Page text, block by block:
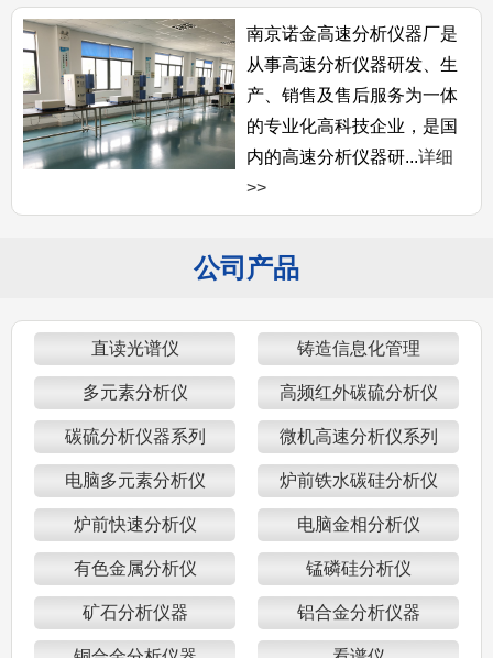
南京诺金高速分析仪器厂是
从事高速分析仪器研发、生
产、销售及售后服务为一体
的专业化高科技企业，是国
内的高速分析仪器研...详细
>>
公司产品
直读光谱仪 铸造信息化管理
多元素分析仪 高频红外碳硫分析仪
碳硫分析仪器系列 微机高速分析仪系列
电脑多元素分析仪 炉前铁水碳硅分析仪
炉前快速分析仪 电脑金相分析仪
有色金属分析仪 锰磷硅分析仪
矿石分析仪器 铝合金分析仪器